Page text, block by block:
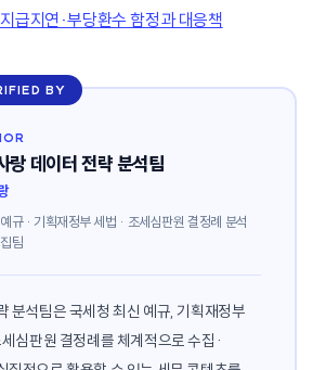
급지연·부당환수 함정과 대응책
BY
랑 데이터 전략 분석팀
규 · 기획재정부 세법 · 조세심판원 결정례 분석
팀
분석팀은 국세청 최신 예규, 기획재정부
심판원 결정례를 체계적으로 수집·